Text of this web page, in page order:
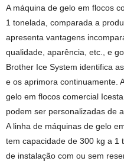
A máquina de gelo em flocos
1 tonelada, comparada a
apresenta vantagens
qualidade, aparência, etc., e
Brother Ice System identifica
e os aprimora continuamente.
gelo em flocos comercial
podem ser personalizadas de
A linha de máquinas de gelo
tem capacidade de 300 kg a 1
de instalação com ou sem